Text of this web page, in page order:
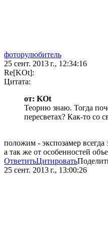
фоторулюбитель
25 сент. 2013 г., 12:34:16
Re[KOt]:
Цитата:
от: KOt
Теорию знаю. Тогда
пересветах? Как-то со
положим - экспозамер всегда
а так же от особенностей
ОтветитьЦитировать
25 сент. 2013 г., 13:00:26